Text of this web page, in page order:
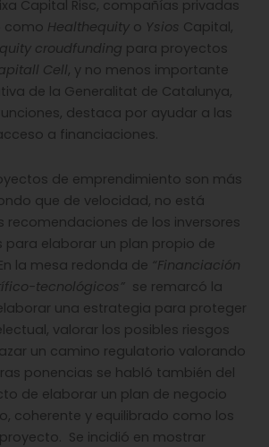
Capital Risc, compañías privadas
como Healthequity o Ysios Capital,
croudfunding para proyectos
Cell, y no menos importante
de la Generalitat de Catalunya,
destaca por ayudar a las
a financiaciones.
de emprendimiento son más
que de velocidad, no está
recomendaciones de los inversores
para elaborar un plan propio de
la mesa redonda de “Financiación
tecnológicos” se remarcó la
una estrategia para proteger
valorar los posibles riesgos
un camino regulatorio valorando
ponencias se habló también del
de elaborar un plan de negocio
coherente y equilibrado como los
Se incidió en mostrar